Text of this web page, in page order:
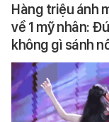
Hàng triệu ánh
về 1 mỹ nhân:
không gì sánh